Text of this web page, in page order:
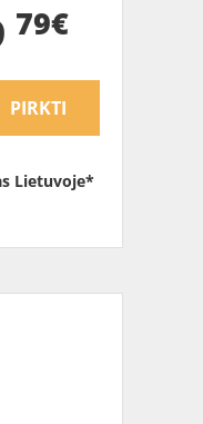
79€
PIRKTI
Lietuvoje*